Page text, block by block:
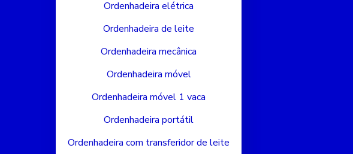
Ordenhadeira elétrica
Ordenhadeira de leite
Ordenhadeira mecânica
Ordenhadeira móvel
Ordenhadeira móvel 1 vaca
Ordenhadeira portátil
Ordenhadeira com transferidor de leite